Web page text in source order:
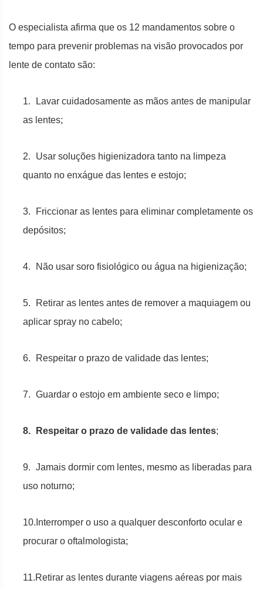
O especialista afirma que os 12 mandamentos sobre o
tempo para prevenir problemas na visão provocados por
lente de contato são:
1.
Lavar cuidadosamente as mãos antes de manipular
as lentes;
2.
Usar soluções higienizadora tanto na limpeza
quanto no enxágue das lentes e estojo;
3.
Friccionar as lentes para eliminar completamente os
depósitos;
4. Não usar soro fisiológico ou água na higienização;
5.
Retirar as lentes antes de remover a maquiagem ou
aplicar spray no cabelo;
6. Respeitar o prazo de validade das lentes;
7. Guardar o estojo em ambiente seco e limpo;
8. Respeitar o prazo de validade das lentes;
9. Jamais dormir com lentes, mesmo as liberadas para
uso noturno;
10.Interromper o uso a qualquer desconforto ocular e
procurar o oftalmologista;
11.Retirar as lentes durante viagens aéreas por mais